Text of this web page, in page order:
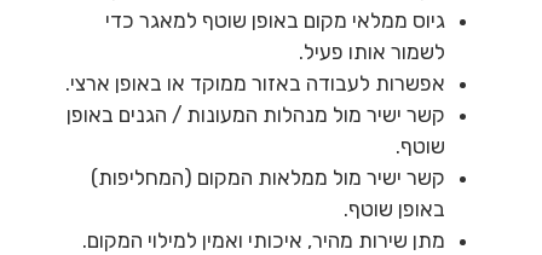
גיוס ממלאי מקום באופן שוטף למאגר כדי
לשמור אותו פעיל.
אפשרות לעבודה באזור ממוקד או באופן ארצי.
קשר ישיר מול מנהלות המעונות / הגנים באופן
שוטף.
קשר ישיר מול ממלאות המקום (המחליפות)
באופן שוטף.
מתן שירות מהיר, איכותי ואמין למילוי המקום.